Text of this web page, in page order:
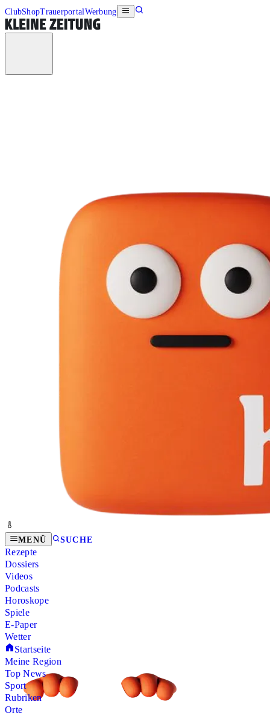
ClubShopTrauerportalWerbung
MENÜ SUCHE
Rezepte
Dossiers
Videos
Podcasts
Horoskope
Spiele
E-Paper
Wetter
Startseite
Meine Region
Top News
Sport
Rubriken
Orte